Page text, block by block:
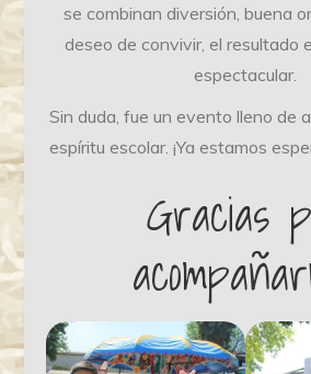
se combinan diversión, buena
deseo de convivir, el resultado
espectacular.
Sin duda, fue un evento lleno de
espíritu escolar. ¡Ya estamos
Gracias